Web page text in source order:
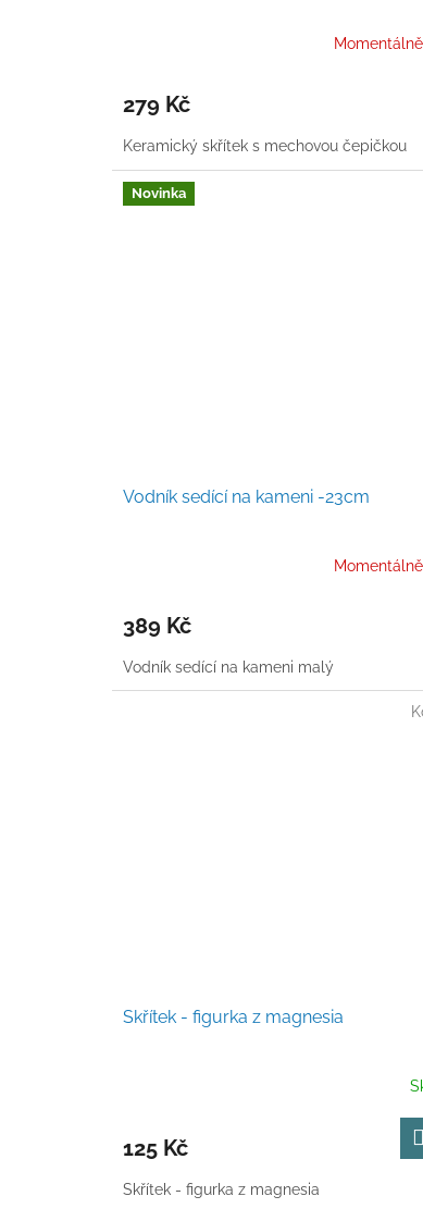
279 Kč
Keramický skřítek s mechovou čepičkou
Novinka
Vodník sedící na kameni -23cm
389 Kč
Vodník sedící na kameni malý
Skřítek - figurka z magnesia
125 Kč
Skřítek - figurka z magnesia